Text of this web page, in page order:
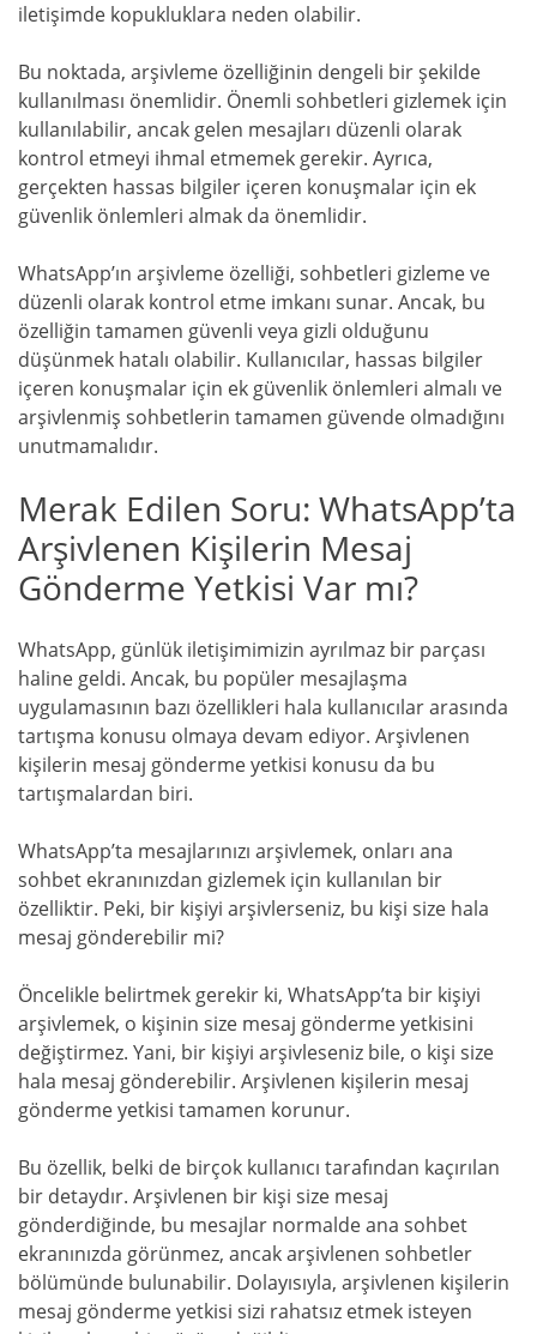
iletişimde kopukluklara neden olabilir.
Bu noktada, arşivleme özelliğinin dengeli bir şekilde
kullanılması önemlidir. Önemli sohbetleri gizlemek için
kullanılabilir, ancak gelen mesajları düzenli olarak
kontrol etmeyi ihmal etmemek gerekir. Ayrıca,
gerçekten hassas bilgiler içeren konuşmalar için ek
güvenlik önlemleri almak da önemlidir.
WhatsApp’ın arşivleme özelliği, sohbetleri gizleme ve
düzenli olarak kontrol etme imkanı sunar. Ancak, bu
özelliğin tamamen güvenli veya gizli olduğunu
düşünmek hatalı olabilir. Kullanıcılar, hassas bilgiler
içeren konuşmalar için ek güvenlik önlemleri almalı ve
arşivlenmiş sohbetlerin tamamen güvende olmadığını
unutmamalıdır.
Merak Edilen Soru: WhatsApp’ta
Arşivlenen Kişilerin Mesaj
Gönderme Yetkisi Var mı?
WhatsApp, günlük iletişimimizin ayrılmaz bir parçası
haline geldi. Ancak, bu popüler mesajlaşma
uygulamasının bazı özellikleri hala kullanıcılar arasında
tartışma konusu olmaya devam ediyor. Arşivlenen
kişilerin mesaj gönderme yetkisi konusu da bu
tartışmalardan biri.
WhatsApp’ta mesajlarınızı arşivlemek, onları ana
sohbet ekranınızdan gizlemek için kullanılan bir
özelliktir. Peki, bir kişiyi arşivlerseniz, bu kişi size hala
mesaj gönderebilir mi?
Öncelikle belirtmek gerekir ki, WhatsApp’ta bir kişiyi
arşivlemek, o kişinin size mesaj gönderme yetkisini
değiştirmez. Yani, bir kişiyi arşivleseniz bile, o kişi size
hala mesaj gönderebilir. Arşivlenen kişilerin mesaj
gönderme yetkisi tamamen korunur.
Bu özellik, belki de birçok kullanıcı tarafından kaçırılan
bir detaydır. Arşivlenen bir kişi size mesaj
gönderdiğinde, bu mesajlar normalde ana sohbet
ekranınızda görünmez, ancak arşivlenen sohbetler
bölümünde bulunabilir. Dolayısıyla, arşivlenen kişilerin
mesaj gönderme yetkisi sizi rahatsız etmek isteyen